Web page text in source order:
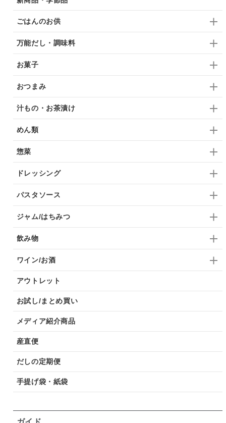
ごはんのお供
万能だし・調味料
お菓子
おつまみ
汁もの・お茶漬け
めん類
惣菜
ドレッシング
パスタソース
ジャム/はちみつ
飲み物
ワイン/お酒
アウトレット
お試し/まとめ買い
メディア紹介商品
産直便
だしの定期便
手提げ袋・紙袋